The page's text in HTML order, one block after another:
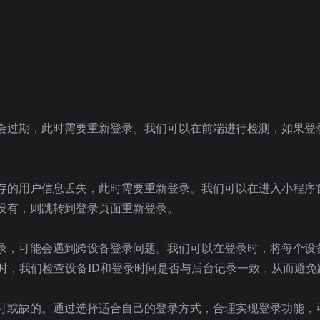
期，此时需要重新登录。我们可以在前端进行检测，如果登
用户信息丢失，此时需要重新登录。我们可以在进入小程序
，则跳转到登录页面重新登录。
可能会遇到跨设备登录问题。我们可以在登录时，将每个设
我们检查设备ID和登录时间是否与后台记录一致，从而避免
缺的。通过选择适合自己的登录方式，合理实现登录功能，